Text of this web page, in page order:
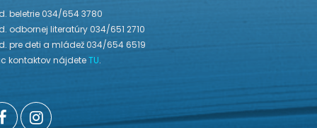
beletrie 034/654 3780
odbornej literatúry 034/651 2710
pre deti a mládež 034/654 6519
kontaktov nájdeteTU.